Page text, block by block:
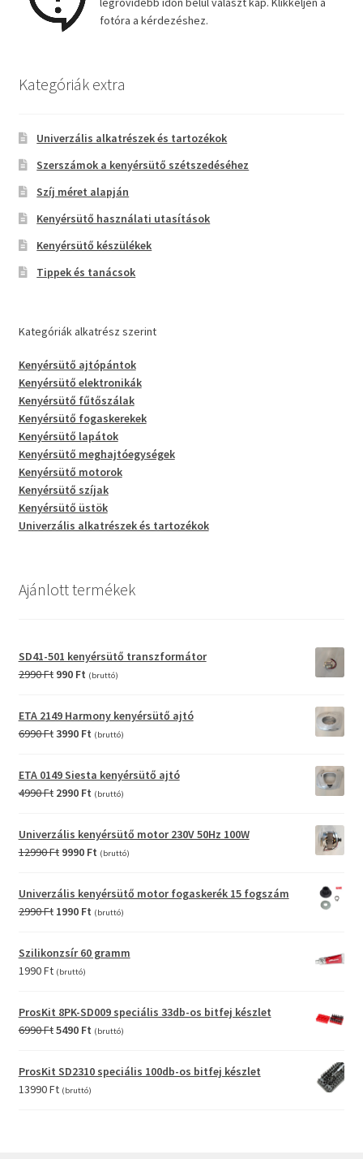
fotóra a kérdezéshez.
Kategóriák extra
Univerzális alkatrészek és tartozékok
Szerszámok a kenyérsütő szétszedéséhez
Szíj méret alapján
Kenyérsütő használati utasítások
Kenyérsütő készülékek
Tippek és tanácsok
Kategóriák alkatrész szerint
Kenyérsütő ajtópántok
Kenyérsütő elektronikák
Kenyérsütő fűtőszálak
Kenyérsütő fogaskerekek
Kenyérsütő lapátok
Kenyérsütő meghajtóegységek
Kenyérsütő motorok
Kenyérsütő szíjak
Kenyérsütő üstök
Univerzális alkatrészek és tartozékok
Ajánlott termékek
SD41-501 kenyérsütő transzformátor
2990Ft Original
was:
2990 Ft.
990 FtCurrent
990 Ft.
(bruttó)
ETA 2149 Harmony kenyérsütő ajtó
6990FtOriginal
was:
6990 Ft.
3990 FtCurrent
is:
3990 Ft.
(bruttó)
ETA 0149 Siesta kenyérsütő ajtó
4990Ft Original
was:
4990 Ft.
2990 FtCurrent
2990 Ft.
(bruttó)
Univerzális kenyérsütő motor 230V 50Hz 100W
12990Ft Original
was:
12990 Ft.
9990 FtCurrent
is:
9990 Ft.
(bruttó)
Univerzális kenyérsütő motor fogaskerék 15 fogszám
2990Ft Original
was:
1990 FtCurrent
is:
1990 Ft.
(bruttó)
Szilikonzsír 60 gramm
1990Ft (bruttó)
ProsKit 8PK-SD009 speciális 33db-os bitfej készlet
6990FtOriginal
was:
6990 Ft.
5490 FtCurrent
is:
5490 Ft.
(bruttó)
ProsKit SD2310 speciális 100db-os bitfej készlet
13990Ft (bruttó)